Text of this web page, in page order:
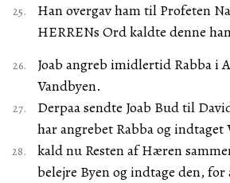
Han overgav ham til Profeten
HERRENs Ord kaldte denne
Joab angreb imidlertid Rabba i
Vandbyen.
Derpaa sendte Joab Bud til
har angrebet Rabba og indtaget
kald nu Resten af Hæren
belejre Byen og indtage den,